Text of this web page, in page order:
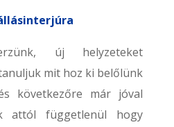
állásinterjúra
új helyzeteket
mit hoz ki belőlünk
következőre már jóval
attól függetlenül hogy